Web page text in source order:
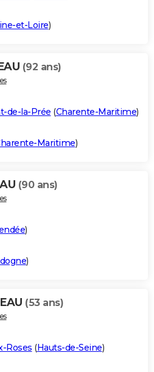
et-Loire)
(92 ans)
de-la-Prée (Charente-Maritime)
Maritime)
(90 ans)
)
)
(53 ans)
Roses (Hauts-de-Seine)